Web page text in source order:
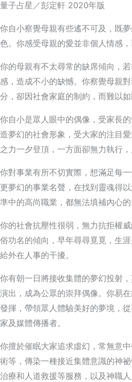
量子占星／彭定軒 2020年版
你自小察覺母親有些遙不可及，既
色。你感受母親的愛並非個人情感
你的母親有不太尋常的缺席傾向，
感，造成不小的缺憾。你察覺母親
分，卻因社會家庭的制約，而難以
你自小是眾人眼中的偶像，受家長
造夢幻的社會形象，受大家的注目
之力一夕登頂，一方面卻無力執行
你對事業有所不切實際，想滿足每
更夢幻的事業名聲，在找到靈魂得
準中的高尚職業，都無法填補內心的
你的社會抗壓性很弱，無力抗拒權
俗功名的傾向，早年尋尋覓覓，生
給外在人事的干擾。
你有朝一日將接收集體的夢幻投射
演出，成為公眾的崇拜偶像。你易
發揮，帶領眾人體驗美好的夢境，
家及媒體傳播者。
你擅於催眠大家追求虛幻，常無意
術等，傳染一種接近集體意識的神
治療和人道救援等服務，以及神職